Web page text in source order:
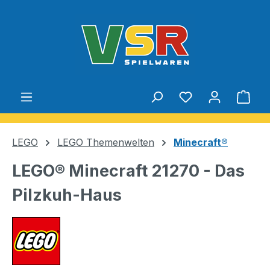
Du hast 0
LEGO LEGO Themenwelten Minecraft®
LEGO® Minecraft 21270 - Das
Pilzkuh-Haus